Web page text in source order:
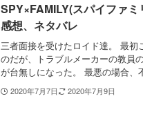
SPY×FAMILY(スパイファ
感想、ネタバレ
三者面接を受けたロイド達。 最初
のだが、トラブルメーカーの教員
が台無しになった。 最悪の場合、
2020年7月7日 2020年7月9日